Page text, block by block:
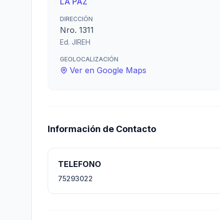
DIRECCIÓN
Nro. 1311
Ed. JIREH
GEOLOCALIZACIÓN
Ver en Google Maps
Información de Contacto
TELEFONO
75293022